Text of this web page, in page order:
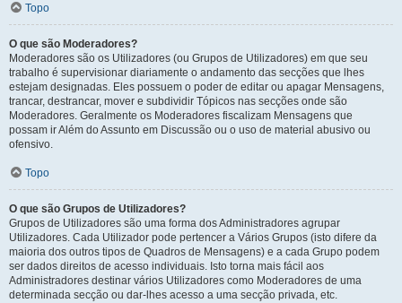
Topo
O que são Moderadores?
Moderadores são os Utilizadores (ou Grupos de Utilizadores) em que seu
trabalho é supervisionar diariamente o andamento das secções que lhes
estejam designadas. Eles possuem o poder de editar ou apagar Mensagens,
trancar, destrancar, mover e subdividir Tópicos nas secções onde são
Moderadores. Geralmente os Moderadores fiscalizam Mensagens que
possam ir Além do Assunto em Discussão ou o uso de material abusivo ou
ofensivo.
Topo
O que são Grupos de Utilizadores?
Grupos de Utilizadores são uma forma dos Administradores agrupar
Utilizadores. Cada Utilizador pode pertencer a Vários Grupos (isto difere da
maioria dos outros tipos de Quadros de Mensagens) e a cada Grupo podem
ser dados direitos de acesso individuais. Isto torna mais fácil aos
Administradores destinar vários Utilizadores como Moderadores de uma
determinada secção ou dar-lhes acesso a uma secção privada, etc.